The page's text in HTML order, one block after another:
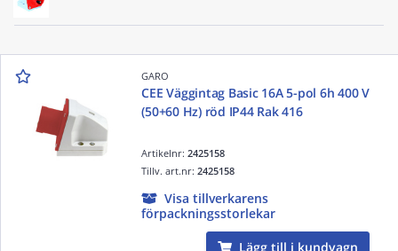
GARO
CEE Väggintag Basic 16A 5-pol 6h 400 V
(50+60 Hz) röd IP44 Rak 416
Artikelnr:2425158
Tillv. art.nr:2425158
Visa tillverkarens
förpackningsstorlekar
Lägg till i kundvagn